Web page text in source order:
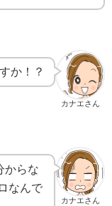
カナエさん
か！？
カナエさん
からな
なんで